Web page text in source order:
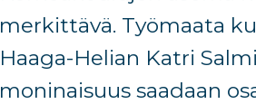
merkittävä. Työmaata
Haaga-Helian Katri
moninaisuus saadaan